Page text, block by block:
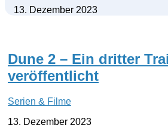
13. Dezember 2023
Dune 2 – Ein dritter
veröffentlicht
Serien & Filme
13. Dezember 2023